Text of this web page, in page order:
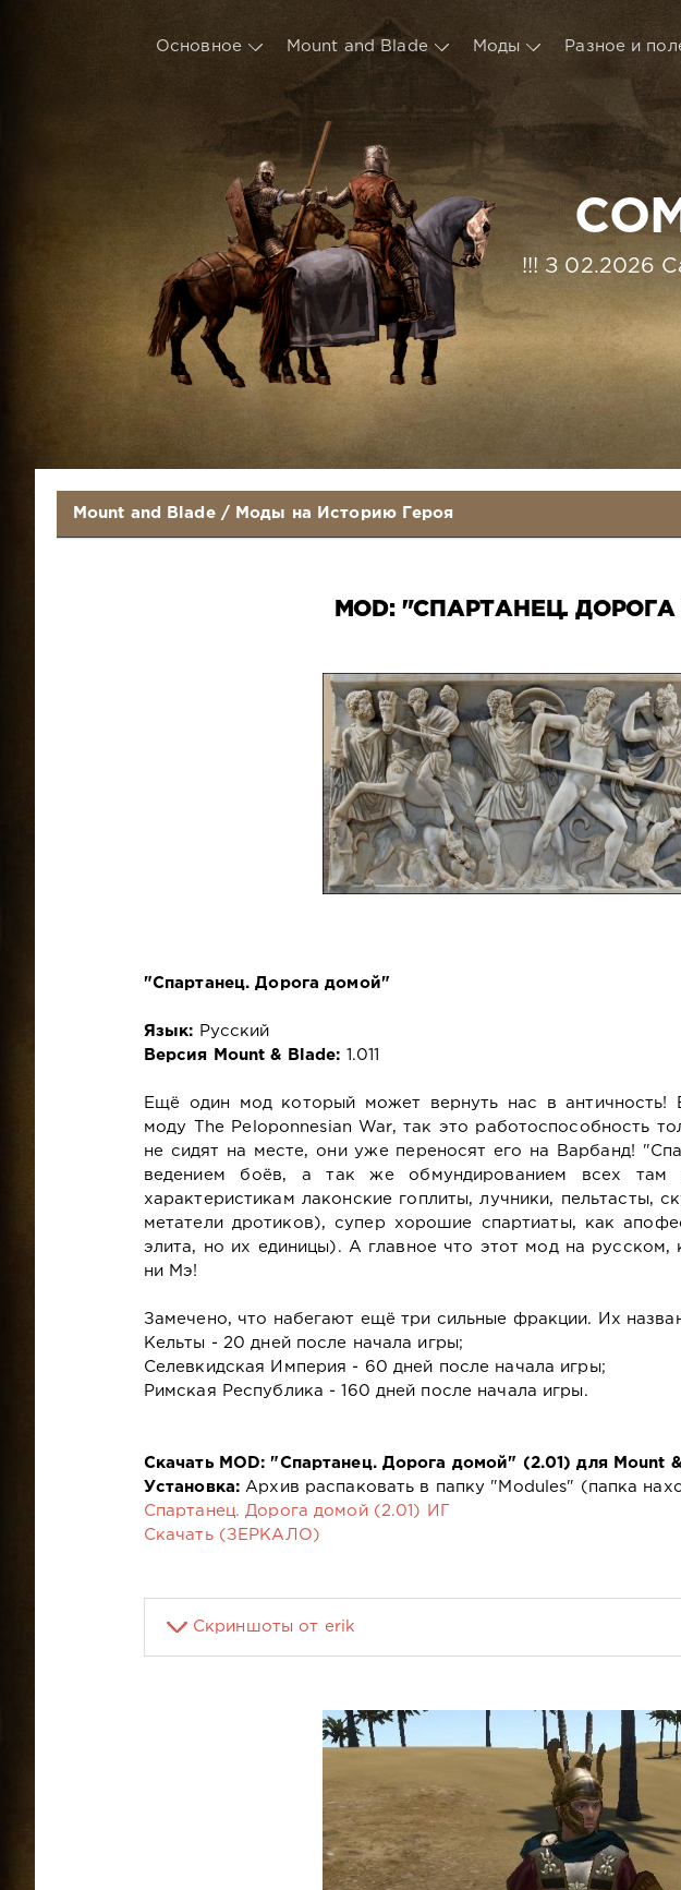
Основное Mount and Blade Моды Разное и
!!! З 02.2026
Mount and Blade/ Моды на Историю Героя
MOD: "СПАРТАНЕЦ.
"Спартанец. Дорога домой"
Язык: Русский
Версия Mount & Blade: 1.011
Ещё один мод который может вернуть нас в античность!
моду The Peloponnesian War, так это работоспособность
не сидят на месте, они уже переносят его на Варбанд!
ведением боёв, а так же обмундированием всех там
характеристикам лаконские гоплиты, лучники, пельтасты,
метатели дротиков), супер хорошие спартиаты, как
элита, но их единицы). А главное что этот мод на русском,
ни Мэ!
Замечено, что набегают ещё три сильные фракции. Их
Кельты - 20 дней после начала игры;
Селевкидская Империя - 60 дней после начала игры;
Римская Республика - 160 дней после начала игры.
Скачать MOD: "Спартанец. Дорога домой" (2.01) для Mount
Установка: Архив распаковать в папку "Modules" (папка
Спартанец. Дорога домой (2.01) ИГ
Скачать (ЗЕРКАЛО)
Скриншоты от erik